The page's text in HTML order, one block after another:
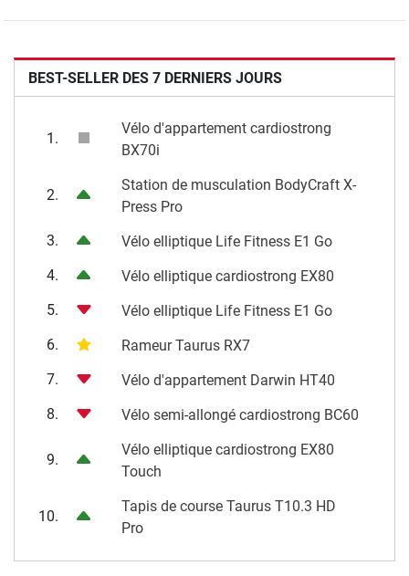
BEST-SELLER DES 7 DERNIERS JOURS
1.
Vélo d'appartement cardiostrong
BX70i
2.
Station de musculation BodyCraft X-
Press Pro
3.
Vélo elliptique Life Fitness E1 Go
4.
Vélo elliptique cardiostrong EX80
5.
Vélo elliptique Life Fitness E1 Go
6.
Rameur Taurus RX7
7.
Vélo d'appartement Darwin HT40
8.
Vélo semi-allongé cardiostrong BC60
9.
Vélo elliptique cardiostrong EX80
Touch
10.
Tapis de course Taurus T10.3 HD
Pro